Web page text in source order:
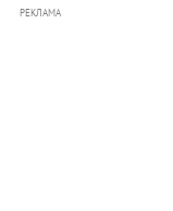
РЕКЛАМА